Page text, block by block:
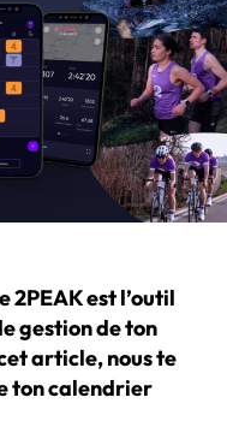
est l’outil
gestion de ton
article, nous te
ton calendrier